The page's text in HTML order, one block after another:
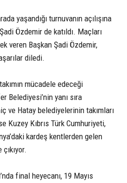
yaşandığı turnuvanın açılışına
Özdemir de katıldı. Maçları
veren Başkan Şadi Özdemir,
diledi.
mücadele edeceği
Belediyesi’nin yanı sıra
ve Hatay belediyelerinin takımları
Kuzey Kıbrıs Türk Cumhuriyeti,
kardeş kentlerden gelen
final heyecanı, 19 Mayıs